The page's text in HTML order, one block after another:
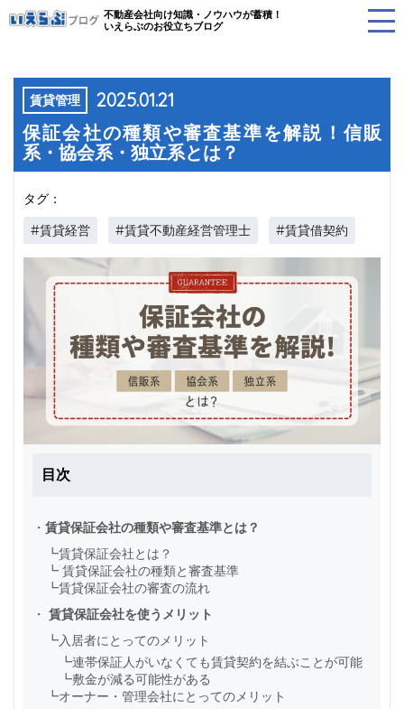
不動産会社向け知識・ノウハウが蓄積！
いえらぶのお役立ちブログ
賃貸管理 2025.01.21
保証会社の種類や審査基準を解説！信販
系・協会系・独立系とは？
タグ：
#賃貸経営 #賃貸不動産経営管理士 #賃貸借契約
目次
・ 賃貸保証会社の種類や審査基準とは？
┗賃貸保証会社とは？
┗ 賃貸保証会社の種類と審査基準
┗賃貸保証会社の審査の流れ
・ 賃貸保証会社を使うメリット
┗入居者にとってのメリット
┗連帯保証人がいなくても賃貸契約を結ぶことが可能
┗敷金が減る可能性がある
┗オーナー・管理会社にとってのメリット